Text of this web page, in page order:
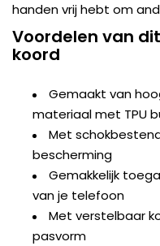
handen vrij hebt om
Voordelen van
koord
Gemaakt van
materiaal met TPU
Met
bescherming
Gemakkelijk
van je telefoon
Met verstelbaar
pasvorm